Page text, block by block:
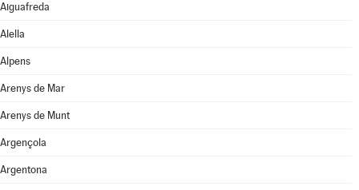
Aiguafreda
Alella
Alpens
Arenys de Mar
Arenys de Munt
Argençola
Argentona